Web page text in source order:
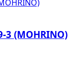
3 (MOHRINO)